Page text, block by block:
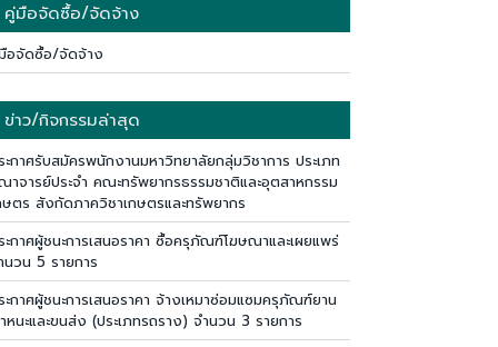
คู่มือจัดซื้อ/จัดจ้าง
อจัดซื้อ/จัดจ้าง
ข่าว/กิจกรรมล่าสุด
ะกาศรับสมัครพนักงานมหาวิทยาลัยกลุ่มวิชาการ ประเภท
าจารย์ประจำ คณะทรัพยากรธรรมชาติและอุตสาหกรรม
ษตร สังกัดภาควิชาเกษตรและทรัพยากร
ะกาศผู้ชนะการเสนอราคา ซื้อครุภัณฑ์โฆษณาและเผยแพร่
นวน 5 รายการ
ะกาศผู้ชนะการเสนอราคา จ้างเหมาซ่อมแซมครุภัณฑ์ยาน
หนะและขนส่ง (ประเภทรถราง) จำนวน 3 รายการ